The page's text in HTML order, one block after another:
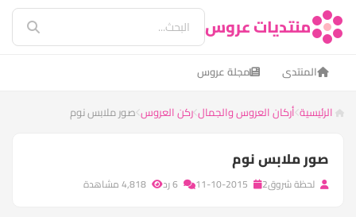
منتديات عروس
المنتدى مجلة عروس
الرئيسية أركان العروس والجمال ركن العروس صور ملابس نوم
صور ملابس نوم
لحظة شروق2